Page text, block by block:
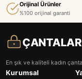
Orijinal Ürünler
%100 orijinal garanti
ÇANTALAR
En şık ve kaliteli kadın
Kurumsal